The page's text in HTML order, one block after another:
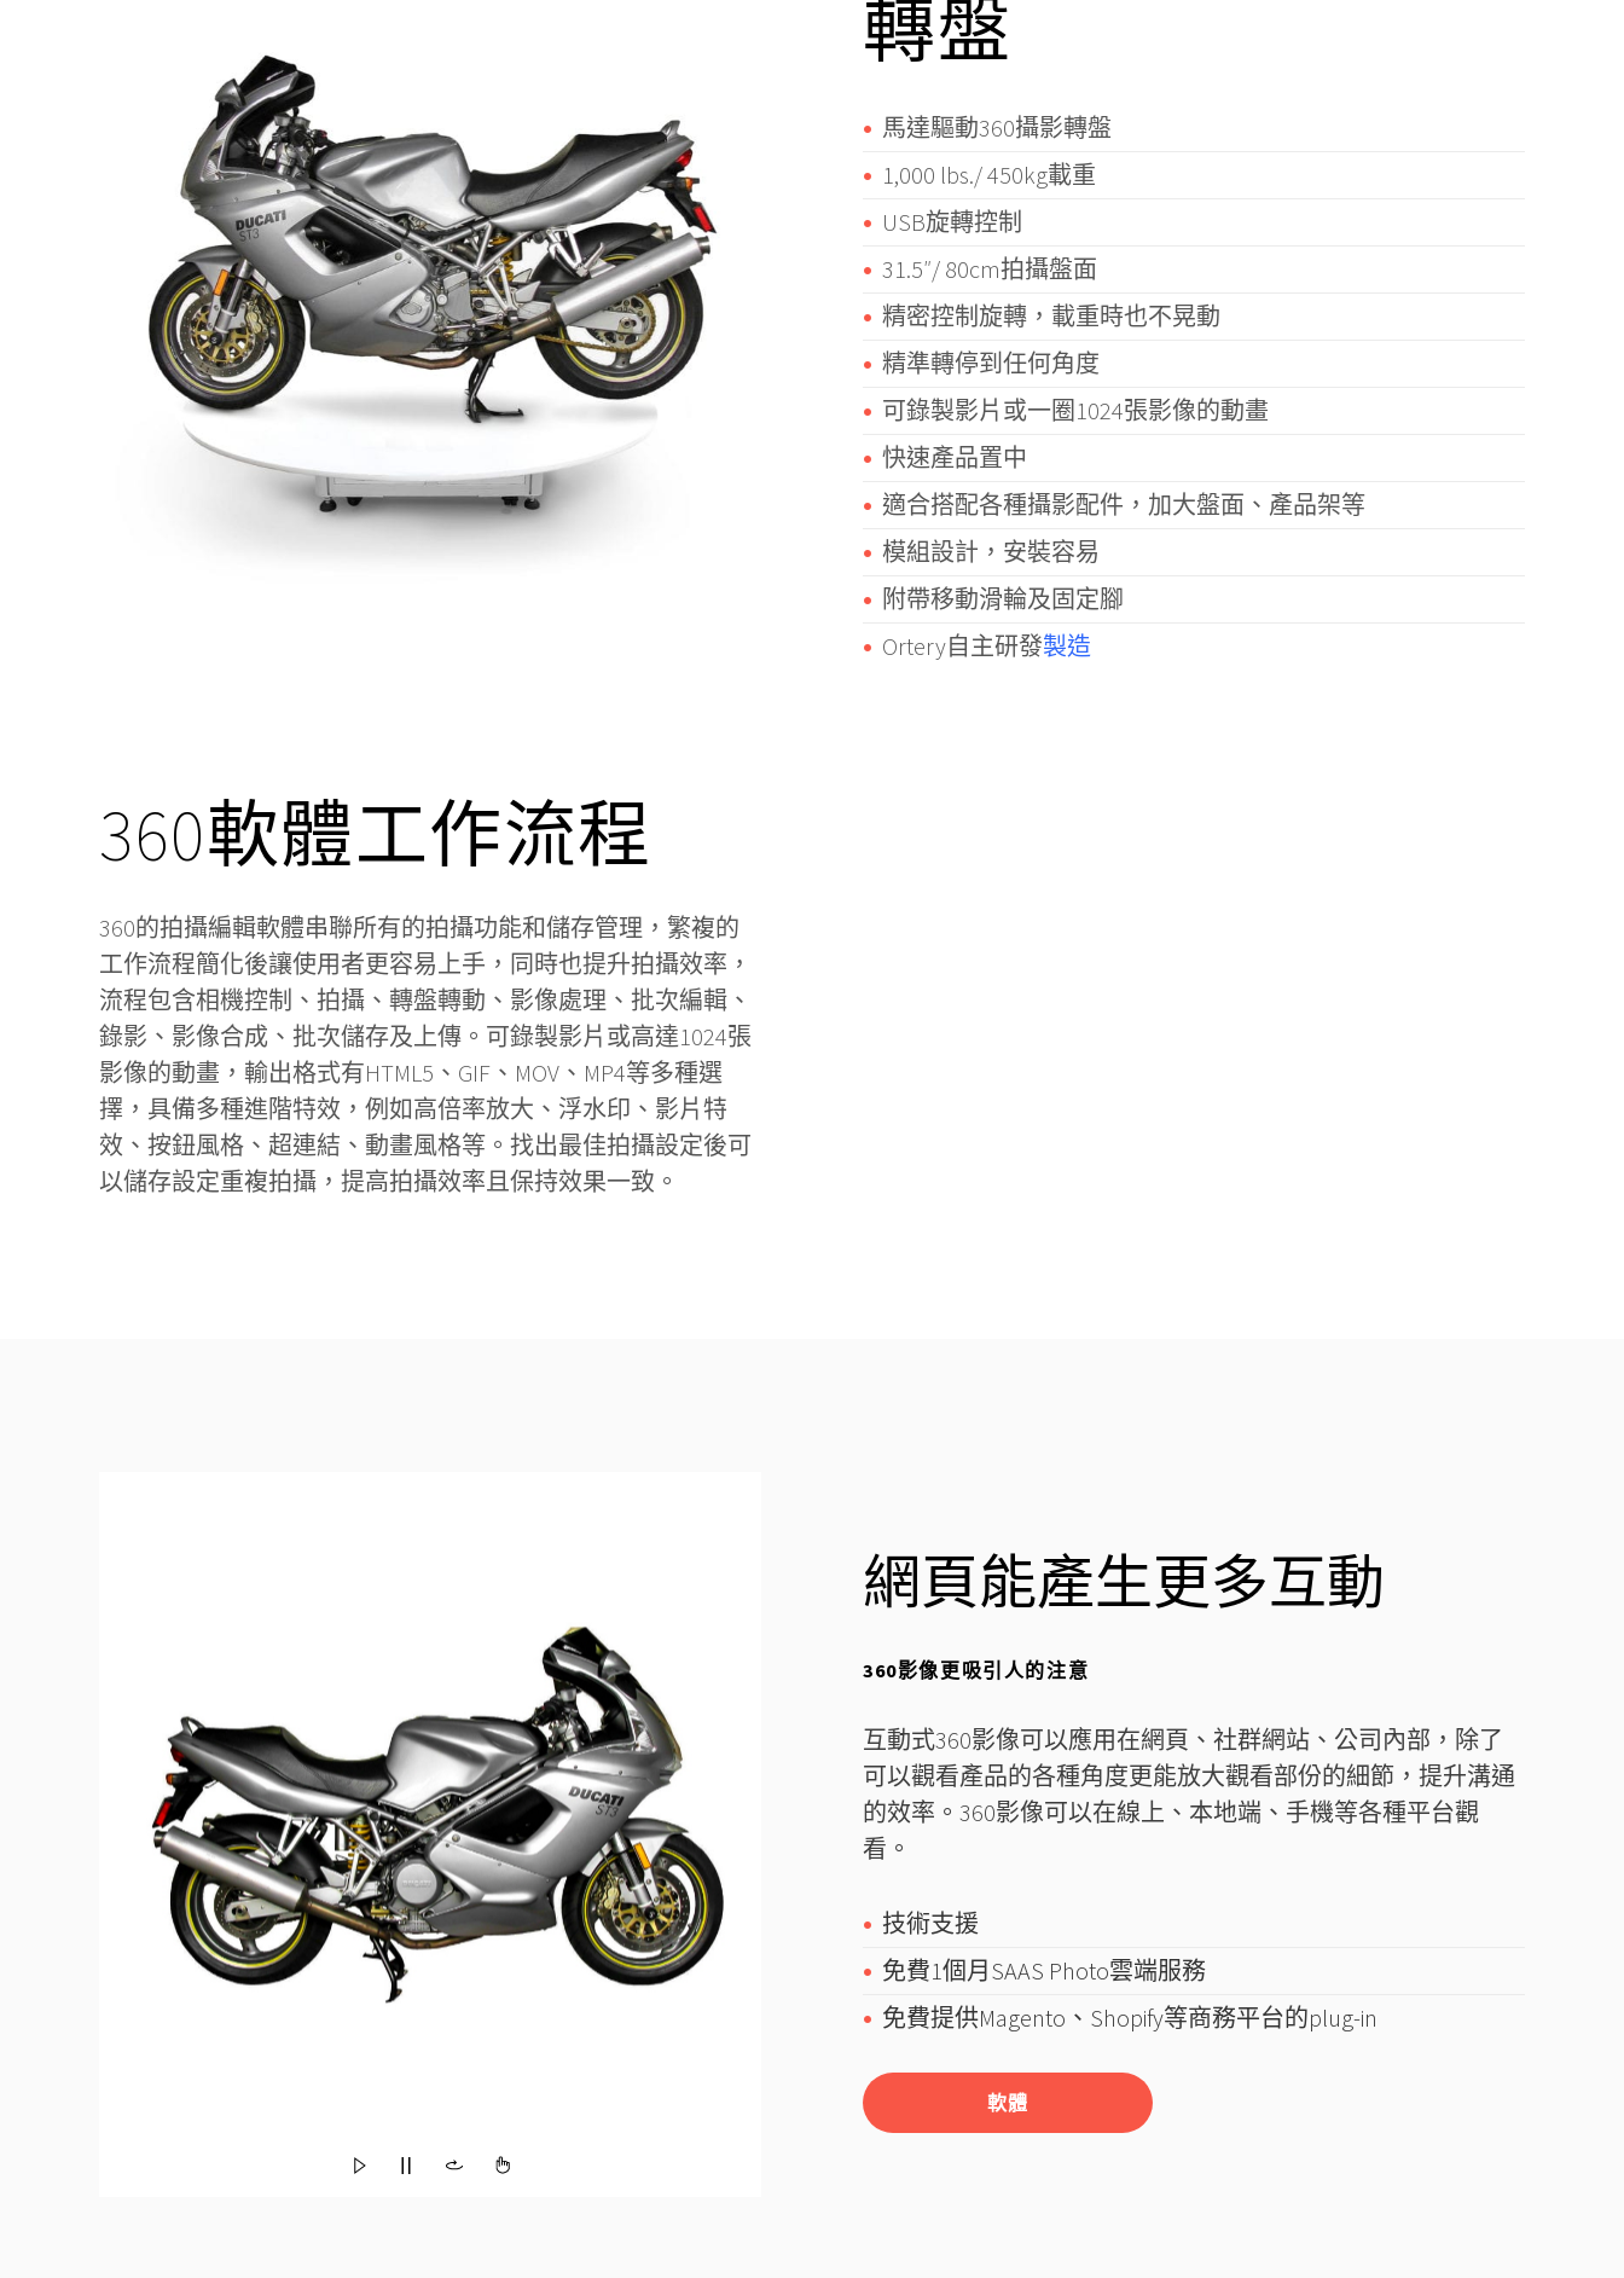
轉盤
馬達驅動360攝影轉盤
1,000 lbs./ 450kg載重
USB旋轉控制
31.5″/ 80cm拍攝盤面
精密控制旋轉，載重時也不晃動
精準轉停到任何角度
可錄製影片或一圈1024張影像的動畫
快速產品置中
適合搭配各種攝影配件，加大盤面、產品架等
模組設計，安裝容易
附帶移動滑輪及固定腳
Ortery自主研發製造
360軟體工作流程
360的拍攝編輯軟體串聯所有的拍攝功能和儲存管理，繁複的
工作流程簡化後讓使用者更容易上手，同時也提升拍攝效率，
流程包含相機控制、拍攝、轉盤轉動、影像處理、批次編輯、
錄影、影像合成、批次儲存及上傳。可錄製影片或高達1024張
影像的動畫，輸出格式有HTML5、GIF、MOV、MP4等多種選
擇，具備多種進階特效，例如高倍率放大、浮水印、影片特
效、按鈕風格、超連結、動畫風格等。找出最佳拍攝設定後可
以儲存設定重複拍攝，提高拍攝效率且保持效果一致。
網頁能產生更多互動
360影像更吸引人的注意
互動式360影像可以應用在網頁、社群網站、公司內部，除了
可以觀看產品的各種角度更能放大觀看部份的細節，提升溝通
的效率。360影像可以在線上、本地端、手機等各種平台觀
看。
技術支援
免費1個月SAAS Photo雲端服務
免費提供Magento、Shopify等商務平台的plug-in
軟體